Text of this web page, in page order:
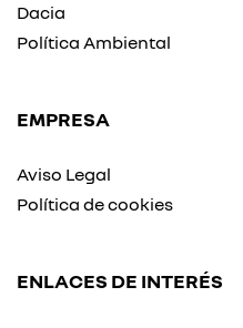
Dacia
Política Ambiental
EMPRESA
Aviso Legal
Política de cookies
ENLACES DE INTERÉS